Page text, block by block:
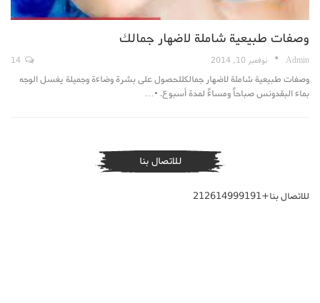
وصفات طبيعية شاملة لاضهار جمالك
Admin نوفمبر 10, 2014
وصفات طبيعية شاملة لاضهار جمالكللحصول على بشرة وضاءة وجميلة يغسل الوجه
بماء البقدونس صباحاً ومساءً لمدة أسبوع. •…
للاتصال بنا
للاتصال بنا+212614999191